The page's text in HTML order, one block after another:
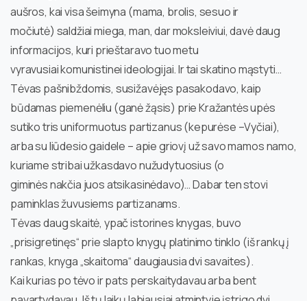
aušros, kai visa šeimyna (mama, brolis, sesuo ir
močiutė) saldžiai miega, man, dar moksleiviui, davė daug
informacijos, kuri prieštaravo tuo metu
vyravusiai komunistinei ideologijai. Ir tai skatino mąstyti…
Tėvas pašnibždomis, susižavėjęs pasakodavo, kaip
būdamas piemenėliu (ganė žąsis) prie Kražantės upės
sutiko tris uniformuotus partizanus (kepurėse –Vyčiai),
arba su liūdesio gaidele – apie griovį už savo mamos namo,
kuriame stribai užkasdavo nužudytuosius (o
giminės nakčia juos atsikasinėdavo)… Dabar ten stovi
paminklas žuvusiems partizanams.
Tėvas daug skaitė, ypač istorines knygas, buvo
„prisigretinęs“ prie slapto knygų platinimo tinklo (iš rankų į
rankas, knyga „skaitoma“ daugiausia dvi savaites).
Kai kurias po tėvo ir pats perskaitydavau arba bent